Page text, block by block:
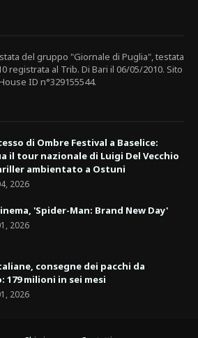
del gruppo "Giornale di Puglia", testata
registrata al Trib. Di Bari il 06/05/2010. Sito
ID n°329155544.
di Ombre Festival a Baselice:
il tour nazionale di Luigi Del Vecchio
ambientato a Ostuni
2026
'Spider-Man: Brand New Day'
2026
consegne dei pacchi da
179 milioni in sei mesi
2026